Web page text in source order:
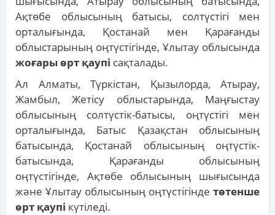
Ақтөбе облысының батысы, солтүстігі мен
орталығында, Қостанай мен Қарағанды
облыстарының оңтүстігінде, Ұлытау облысында
жоғары өрт қаупі сақталады.
Ал Алматы, Түркістан, Қызылорда, Атырау,
Жамбыл, Жетісу облыстарында, Маңғыстау
облысының солтүстік-батысы, оңтүстігі мен
орталығында, Батыс Қазақстан облысының
батысында, Қостанай облысының оңтүстік-
батысында, Қарағанды облысының
оңтүстігінде, Ақтөбе облысының шығысында
және Ұлытау облысының оңтүстігінде төтенше
өрт қаупі күтіледі.